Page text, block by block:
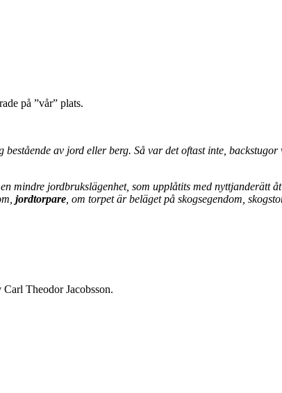
på ”vår” plats.
av jord eller berg. Så var det oftast inte,
mindre jordbrukslägenhet, som upplåtits med nyttjanderätt åt
jordtorpare , om torpet är beläget på skogsegendom,
Theodor Jacobsson.